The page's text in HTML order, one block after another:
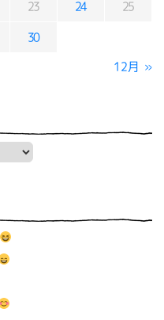
23 24 25
30
12月 »